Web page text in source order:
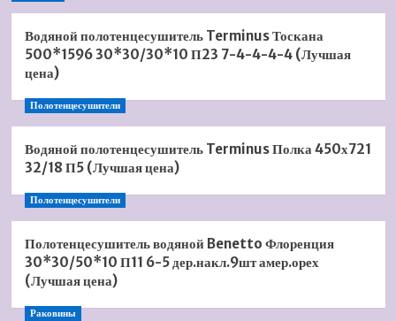
Водяной полотенцесушитель Terminus Тоскана
500*1596 30*30/30*10 П23 7-4-4-4-4 (Лучшая
цена)
Полотенцесушители
Водяной полотенцесушитель Terminus Полка 450х721
32/18 П5 (Лучшая цена)
Полотенцесушители
Полотенцесушитель водяной Benetto Флоренция
30*30/50*10 П11 6-5 дер.накл.9шт амер.орех
(Лучшая цена)
Раковины